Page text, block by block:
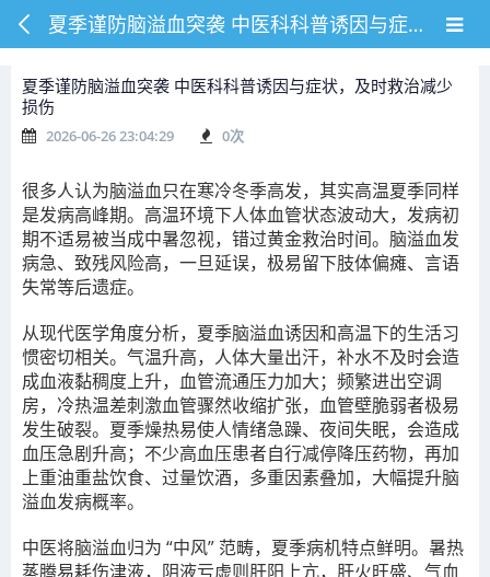
夏季谨防脑溢血突袭 中医科科普诱因与症状，及时救治减少损伤
夏季谨防脑溢血突袭 中医科科普诱因与症状，及时救治减少
损伤
2026-06-26 23:04:29 0次
很多人认为脑溢血只在寒冷冬季高发，其实高温夏季同样
是发病高峰期。高温环境下人体血管状态波动大，发病初
期不适易被当成中暑忽视，错过黄金救治时间。脑溢血发
病急、致残风险高，一旦延误，极易留下肢体偏瘫、言语
失常等后遗症。
从现代医学角度分析，夏季脑溢血诱因和高温下的生活习
惯密切相关。气温升高，人体大量出汗，补水不及时会造
成血液黏稠度上升，血管流通压力加大；频繁进出空调
房，冷热温差刺激血管骤然收缩扩张，血管壁脆弱者极易
发生破裂。夏季燥热易使人情绪急躁、夜间失眠，会造成
血压急剧升高；不少高血压患者自行减停降压药物，再加
上重油重盐饮食、过量饮酒，多重因素叠加，大幅提升脑
溢血发病概率。
中医将脑溢血归为 “中风” 范畴，夏季病机特点鲜明。暑热
蒸腾易耗伤津液，阴液亏虚则肝阳上亢，肝火旺盛、气血